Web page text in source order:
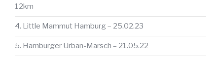
12km
4. Little Mammut Hamburg – 25.02.23
5. Hamburger Urban-Marsch – 21.05.22